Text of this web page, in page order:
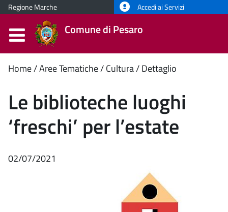
Regione Marche Accedi ai Servizi
Comune di Pesaro
Contenuto
principale
Home Aree Tematiche Cultura Dettaglio
Le biblioteche luoghi
‘freschi’ per l’estate
02/07/2021